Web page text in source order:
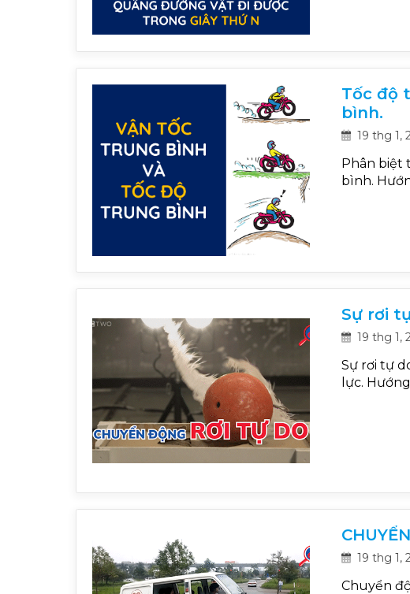
Tốc độ
bình.
19 thg 1,
Phân biệt
bình.
Sự rơi
19 thg 1,
Sự rơi tự
lực.
19 thg 1,
Chuyển